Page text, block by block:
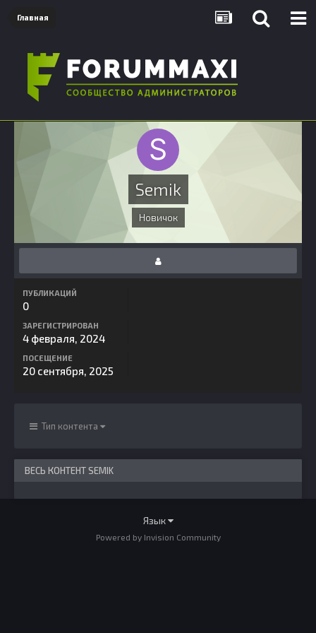
Главная
Semik
Новичок
ПУБЛИКАЦИЙ
0
ЗАРЕГИСТРИРОВАН
4 февраля, 2024
ПОСЕЩЕНИЕ
20 сентября, 2025
Тип контента
ВЕСЬ КОНТЕНТ SEMIK
Язык
Powered by Invision Community